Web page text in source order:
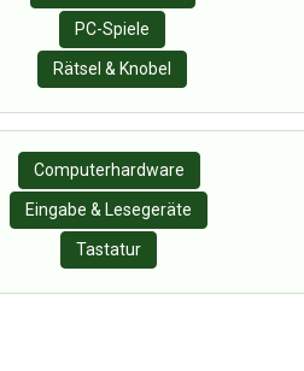
PC-Spiele
Rätsel & Knobel
Computerhardware
Eingabe & Lesegeräte
Tastatur